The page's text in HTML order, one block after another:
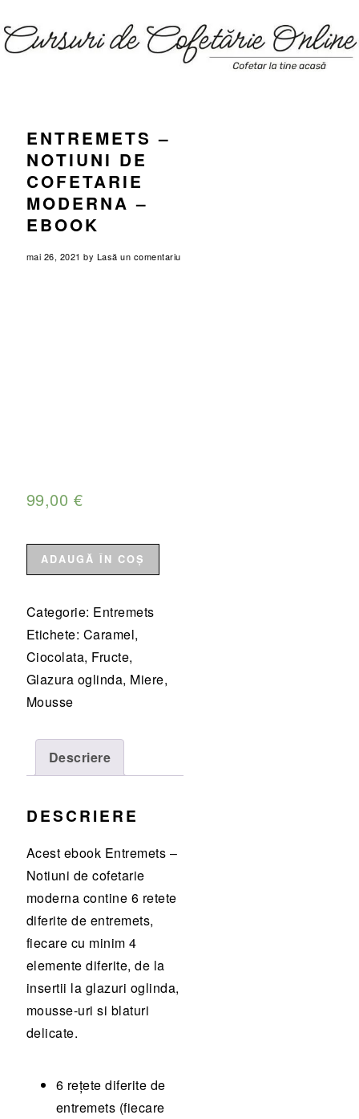
to
primary
to
main
to
primary
to
footer
ENTREMETS –
NOTIUNI DE
COFETARIE
MODERNA –
EBOOK
mai 26, 2021 by Lasă un comentariu
99,00 €
Cantitate
Entremets
Notiuni
de
cofetarie
moderna
-
ADAUGĂ ÎN COȘ
Categorie: Entremets
Etichete: Caramel,
Ciocolata, Fructe,
Glazura oglinda, Miere,
Mousse
Descriere
DESCRIERE
Acest ebook Entremets –
Notiuni de cofetarie
moderna contine 6 retete
diferite de entremets,
fiecare cu minim 4
elemente diferite, de la
insertii la glazuri oglinda,
mousse-uri si blaturi
delicate.
6 rețete diferite de
entremets (fiecare